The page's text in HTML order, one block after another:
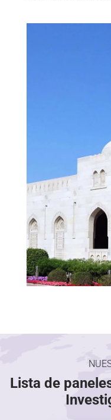
Lista de